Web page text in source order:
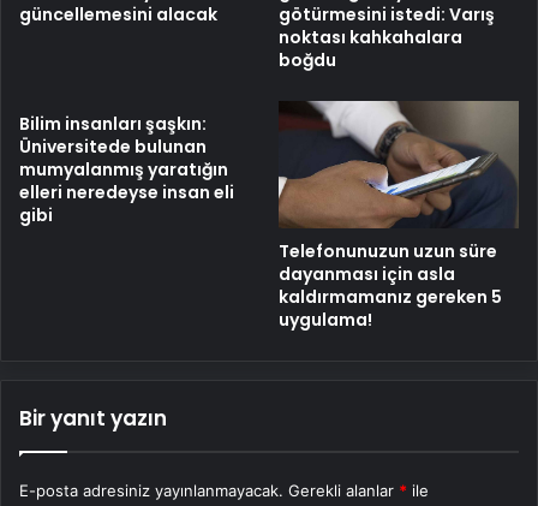
güncellemesini alacak
götürmesini istedi: Varış
noktası kahkahalara
boğdu
Bilim insanları şaşkın:
Üniversitede bulunan
mumyalanmış yaratığın
elleri neredeyse insan eli
gibi
Telefonunuzun uzun süre
dayanması için asla
kaldırmamanız gereken 5
uygulama!
Bir yanıt yazın
E-posta adresiniz yayınlanmayacak. Gerekli alanlar * ile